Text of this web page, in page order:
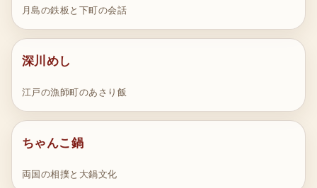
月島の鉄板と下町の会話
深川めし
江戸の漁師町のあさり飯
ちゃんこ鍋
両国の相撲と大鍋文化